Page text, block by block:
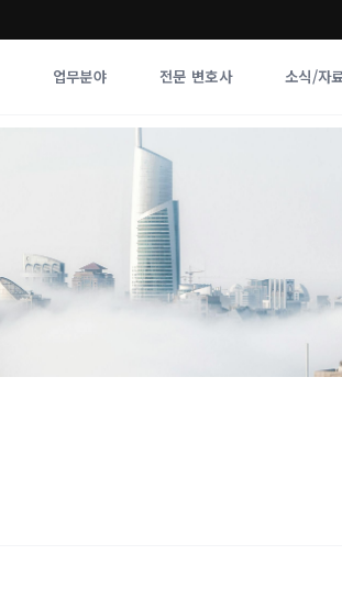
업무분야 전문 변호사 소식/자